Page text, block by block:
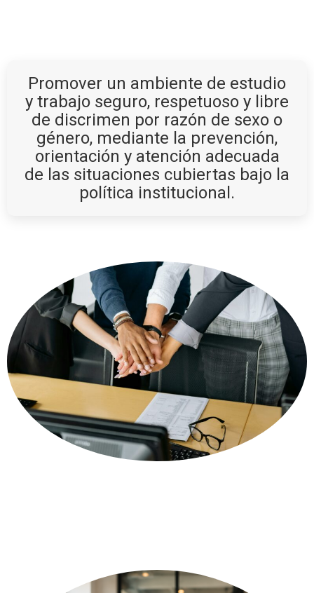
Promover un ambiente de estudio
y trabajo seguro, respetuoso y libre
de discrimen por razón de sexo o
género, mediante la prevención,
orientación y atención adecuada
de las situaciones cubiertas bajo la
política institucional.